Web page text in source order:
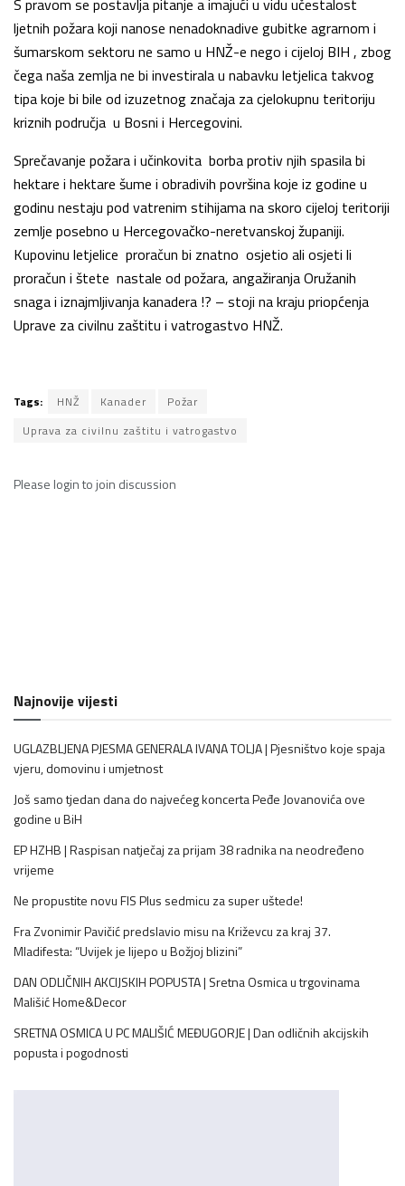
ljetnih požara koji nanose nenadoknadive gubitke agrarnom i
šumarskom sektoru ne samo u HNŽ-e nego i cijeloj BIH , zbog
čega naša zemlja ne bi investirala u nabavku letjelica takvog
tipa koje bi bile od izuzetnog značaja za cjelokupnu teritoriju
kriznih područja u Bosni i Hercegovini.
Sprečavanje požara i učinkovita borba protiv njih spasila bi
hektare i hektare šume i obradivih površina koje iz godine u
godinu nestaju pod vatrenim stihijama na skoro cijeloj teritoriji
zemlje posebno u Hercegovačko-neretvanskoj županiji.
Kupovinu letjelice proračun bi znatno osjetio ali osjeti li
proračun i štete nastale od požara, angažiranja Oružanih
snaga i iznajmljivanja kanadera !? – stoji na kraju priopćenja
Uprave za civilnu zaštitu i vatrogastvo HNŽ.
Tags: HNŽ Kanader
Požar
Uprava za civilnu zaštitu i vatrogastvo
Please loginto join discussion
Najnovije vijesti
UGLAZBLJENA PJESMA GENERALA IVANA TOLJA | Pjesništvo koje spaja
vjeru, domovinu i umjetnost
Još samo tjedan dana do najvećeg koncerta Peđe Jovanovića ove
godine u BiH
EP HZHB | Raspisan natječaj za prijam 38 radnika na neodređeno
vrijeme
Ne propustite novu FIS Plus sedmicu za super uštede!
Fra Zvonimir Pavičić predslavio misu na Križevcu za kraj 37.
Mladifesta: “Uvijek je lijepo u Božjoj blizini”
DAN ODLIČNIH AKCIJSKIH POPUSTA | Sretna Osmica u trgovinama
Mališić Home&Decor
SRETNA OSMICA U PC MALIŠIĆ MEĐUGORJE | Dan odličnih akcijskih
popusta i pogodnosti